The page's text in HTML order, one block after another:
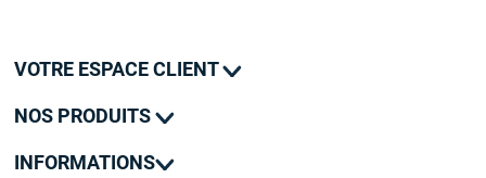
VOTRE ESPACE CLIENT
Mes adresses
NOS PRODUITS
Nouveautés
INFORMATIONS